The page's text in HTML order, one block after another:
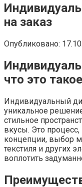
на заказ
Опубликовано:
что это
Индивидуальный
уникальное
стильное
вкусы. Это
концепции, выбор
текстиля и других
воплотить